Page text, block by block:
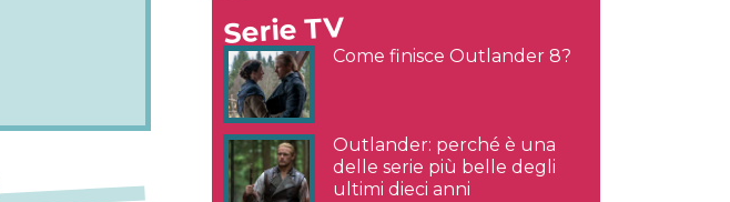
Serie TV
Come finisce Outlander 8?
Outlander: perché è una
delle serie più belle degli
ultimi dieci anni